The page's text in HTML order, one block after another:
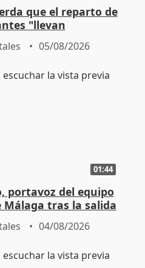
que el reparto de
"llevan
central
05/08/2026
01:44
portavoz del equipo
Málaga tras la salida
04/08/2026